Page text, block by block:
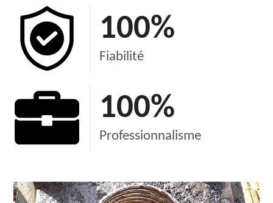
100%
Fiabilité
100%
Professionnalisme